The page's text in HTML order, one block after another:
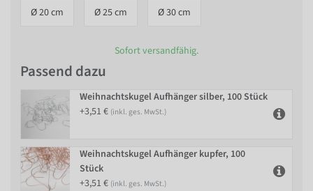
Ø 20 cm Ø 25 cm Ø 30 cm
Sofort versandfähig.
Passend dazu
Weihnachtskugel Aufhänger silber, 100 Stück
+3,51 € (inkl. ges. MwSt.)
Weihnachtskugel Aufhänger kupfer, 100
Stück
+3,51 € (inkl. ges. MwSt.)